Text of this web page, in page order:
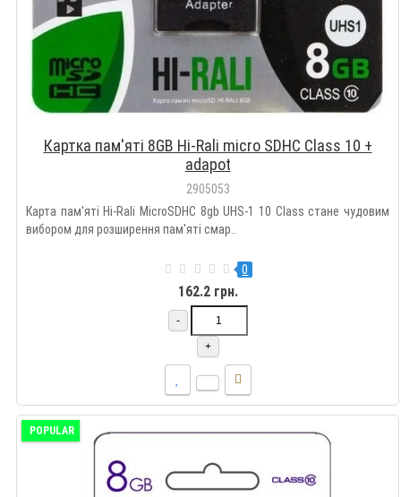
Картка пам'яті 8GB Hi-Rali micro SDHC Class 10 +
adapot
2905053
Карта пам'яті Hi-Rali MicroSDHC 8gb UHS-1 10 Class стане чудовим
вибором для розширення пам'яті смар..
0
162.2 грн.
-
+
POPULAR